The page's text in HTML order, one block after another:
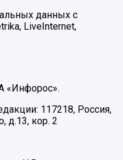
данных с
LiveInternet,
«Инфорос».
117218, Россия,
д.13, кор. 2